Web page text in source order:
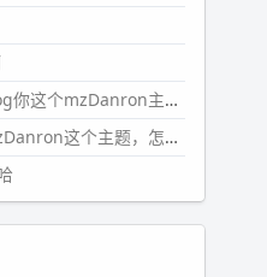
23 21:00:49
集_沉冰浮水_第1页
wdssmq.com/ta
%A8%E
23 20:58:40
你好，Z-Blog你这个mzDanron主题，怎么去除文章标题图像和文章摘要，仅显示标题，感谢回复！
你好，你mzDanron这个主题，怎么去除文章标题的图像和文章摘要！仅显示标题，感谢回复解决！